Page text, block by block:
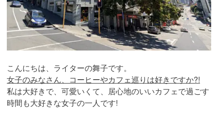
こんにちは、ライターの舞子です。
女子のみなさん、コーヒーやカフェ巡りは好きですか?!
私は大好きで、可愛いくて、居心地のいいカフェで過ごす
時間も大好きな女子の一人です!